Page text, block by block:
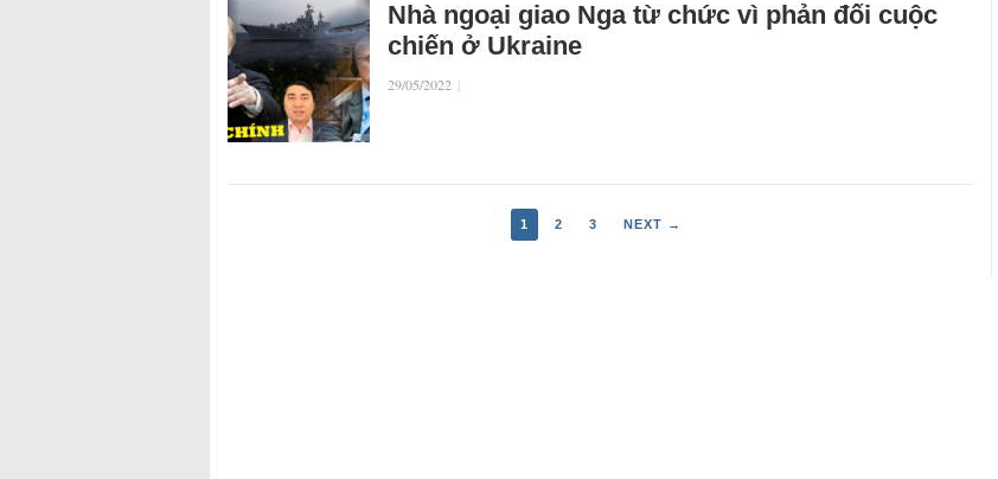
Nhà ngoại giao Nga từ chức vì phản đối cuộc
chiến ở Ukraine
29/05/2022 |
1 2 3 NEXT →